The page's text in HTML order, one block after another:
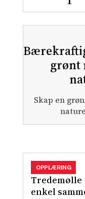
grønt
Skap en
Tredemølle
enkel
OPPLÆRING